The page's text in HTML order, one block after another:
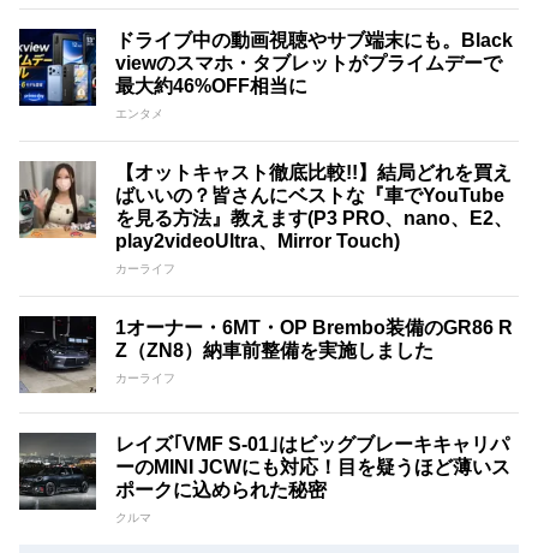
ドライブ中の動画視聴やサブ端末にも。Black
viewのスマホ・タブレットがプライムデーで
最大約46%OFF相当に
エンタメ
【オットキャスト徹底比較!!】結局どれを買え
ばいいの？皆さんにベストな『車でYouTube
を見る方法』教えます(P3 PRO、nano、E2、
play2videoUltra、Mirror Touch)
カーライフ
1オーナー・6MT・OP Brembo装備のGR86 R
Z（ZN8）納車前整備を実施しました
カーライフ
レイズ｢VMF S-01｣はビッグブレーキキャリパ
ーのMINI JCWにも対応！目を疑うほど薄いス
ポークに込められた秘密
クルマ